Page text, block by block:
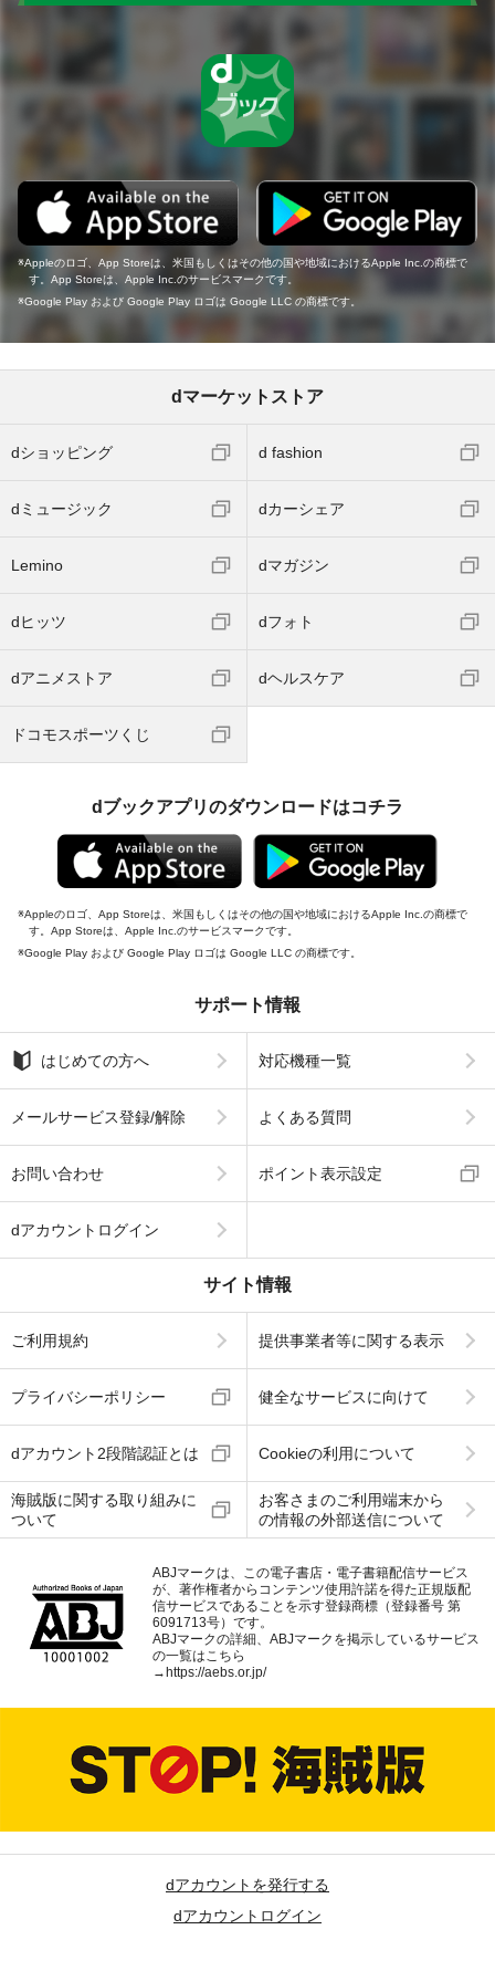
Appleのロゴ、App Storeは、米国もしくはその他の国や地域におけるApple Inc.の商標で
す。App Storeは、Apple Inc.のサービスマークです。
Google Play および Google Play ロゴは Google LLC の商標です。
dマーケットストア
dショッピング d fashion
dミュージック dカーシェア
Lemino dマガジン
dヒッツ dフォト
dアニメストア dヘルスケア
ドコモスポーツくじ
dブックアプリのダウンロードはコチラ
Appleのロゴ、App Storeは、米国もしくはその他の国や地域におけるApple Inc.の商標で
す。App Storeは、Apple Inc.のサービスマークです。
Google Play および Google Play ロゴは Google LLC の商標です。
サポート情報
はじめての方へ 対応機種一覧
メールサービス登録/解除 よくある質問
お問い合わせ ポイント表示設定
dアカウントログイン
サイト情報
ご利用規約 提供事業者等に関する表示
プライバシーポリシー 健全なサービスに向けて
dアカウント2段階認証とは Cookieの利用について
海賊版に関する取り組みに
ついて
お客さまのご利用端末から
の情報の外部送信について
ABJマークは、この電子書店・電子書籍配信サービス
が、著作権者からコンテンツ使用許諾を得た正規版配
信サービスであることを示す登録商標（登録番号 第
6091713号）です。
ABJマークの詳細、ABJマークを掲示しているサービス
の一覧はこちら
→ https://aebs.or.jp/
dアカウントを発行する
dアカウントログイン